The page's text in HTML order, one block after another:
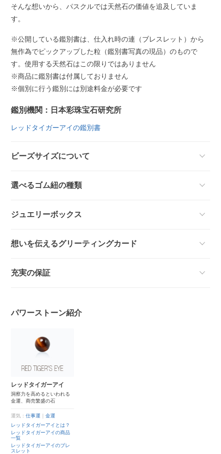
そんな想いから、パスクルでは天然石の価値を追及していま
す。
※公開している鑑別書は、仕入れ時の連（ブレスレット）から
無作為でピックアップした粒（鑑別書写真の現品）のもので
す。使用する天然石はこの限りではありません
※商品に鑑別書は付属しておりません
※個別に行う鑑別には別途料金が必要です
鑑別機関：日本彩珠宝石研究所
レッドタイガーアイの鑑別書
ビーズサイズについて
選べるゴム紐の種類
ジュエリーボックス
想いを伝えるグリーティングカード
充実の保証
パワーストーン紹介
レッドタイガーアイ
洞察力を高めるといわれる
金運、商売繁盛の石
運気：仕事運 ｜金運
レッドタイガーアイとは？
レッドタイガーアイの商品
一覧
レッドタイガーアイのブレ
スレット